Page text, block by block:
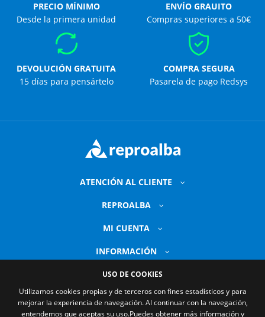
PRECIO MÍNIMO
Desde la primera unidad
ENVÍO GRAUITO
Compras superiores a 50€
DEVOLUCIÓN GRATUITA
15 días para pensártelo
COMPRA SEGURA
Pasarela de pago Redsys
ATENCIÓN AL CLIENTE
REPROALBA
MI CUENTA
INFORMACIÓN
USO DE COOKIES
Utilizamos cookies propias y de terceros con fines estadísticos y para
mejorar la experiencia de navegación. Al continuar con la navegación,
entendemos que aceptas su uso.Puedes obtener más información y